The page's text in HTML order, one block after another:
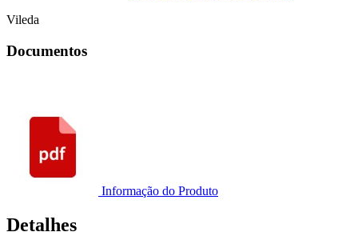
Vileda
Documentos
Informação do Produto
Detalhes